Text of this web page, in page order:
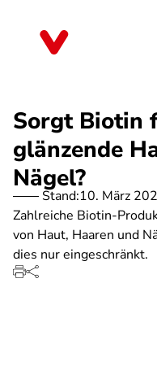
Sorgt Biotin
glänzende
Nägel?
Stand:10. März
Zahlreiche Biotin-
von Haut, Haaren und
dies nur eingeschränkt.